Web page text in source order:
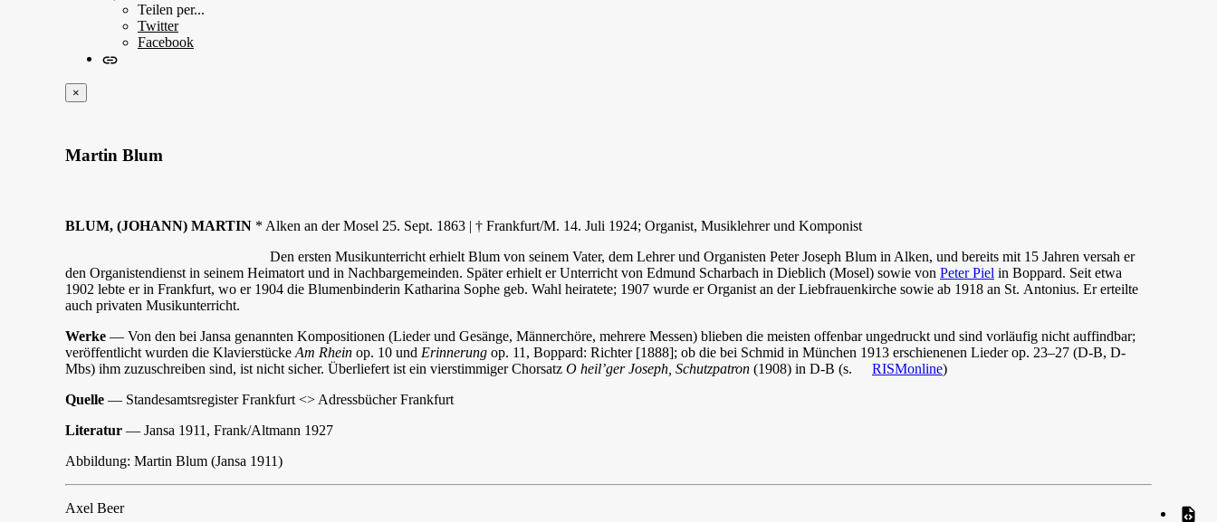
Teilen per...
Twitter
Facebook
×
Martin Blum
BLUM, (JOHANN) MARTIN * Alken an der Mosel 25. Sept. 1863 | † Frankfurt/M. 14. Juli 1924; Organist, Musiklehrer und Komponist
Den ersten Musikunterricht erhielt Blum von seinem Vater, dem Lehrer und Organisten Peter Joseph Blum in Alken, und bereits mit 15 Jahren versah er
den Organistendienst in seinem Heimatort und in Nachbargemeinden. Später erhielt er Unterricht von Edmund Scharbach in Dieblich (Mosel) sowie von Peter Piel in Boppard. Seit etwa
1902 lebte er in Frankfurt, wo er 1904 die Blumenbinderin Katharina Sophe geb. Wahl heiratete; 1907 wurde er Organist an der Liebfrauenkirche sowie ab 1918 an St. Antonius. Er erteilte
auch privaten Musikunterricht.
Werke — Von den bei Jansa genannten Kompositionen (Lieder und Gesänge, Männerchöre, mehrere Messen) blieben die meisten offenbar ungedruckt und sind vorläufig nicht auffindbar;
veröffentlicht wurden die Klavierstücke Am Rhein op. 10 und Erinnerung op. 11, Boppard: Richter [1888]; ob die bei Schmid in München 1913 erschienenen Lieder op. 23–27 (D-B, D-
Mbs) ihm zuzuschreiben sind, ist nicht sicher. Überliefert ist ein vierstimmiger Chorsatz O heil’ger Joseph, Schutzpatron (1908) in D-B (s. RISMonline)
Quelle — Standesamtsregister Frankfurt <> Adressbücher Frankfurt
Literatur — Jansa 1911, Frank/Altmann 1927
Abbildung: Martin Blum (Jansa 1911)
Axel Beer